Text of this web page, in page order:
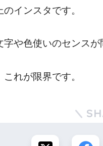
インスタです。
や色使いのセンスが
れが限界です。